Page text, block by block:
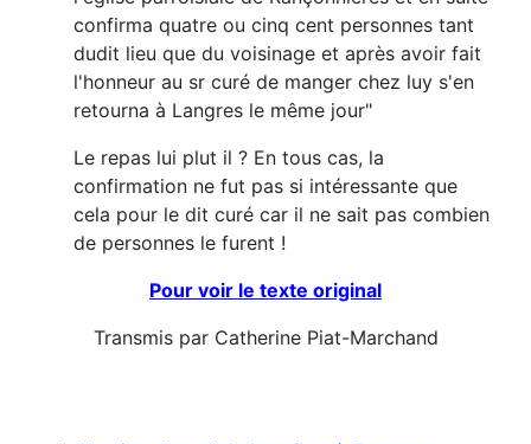
confirma quatre ou cinq cent personnes tant
dudit lieu que du voisinage et après avoir fait
l'honneur au sr curé de manger chez luy s'en
retourna à Langres le même jour"
Le repas lui plut il ? En tous cas, la
confirmation ne fut pas si intéressante que
cela pour le dit curé car il ne sait pas combien
de personnes le furent !
Pour voir le texte original
Transmis par Catherine Piat-Marchand